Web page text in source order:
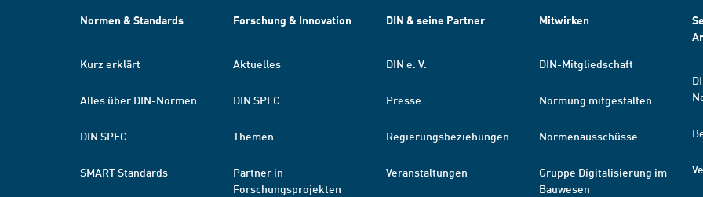
Normen & Standards
Kurz erklärt
Alles über DIN-Normen
DIN SPEC
SMART Standards
Forschung & Innovation
Aktuelles
DIN SPEC
Themen
Partner in
Forschungsprojekten
DIN & seine Partner
DIN e. V.
Presse
Regierungsbeziehungen
Veranstaltungen
Mitwirken
DIN-Mitgliedschaft
Normung mitgestalten
Normenausschüsse
Gruppe Digitalisierung im
Bauwesen